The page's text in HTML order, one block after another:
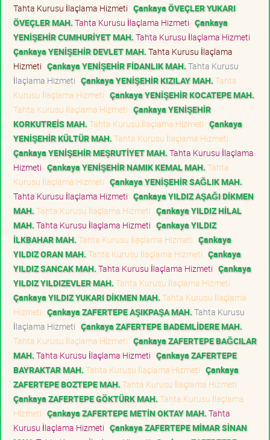
Tahta Kurusu İlaçlama Hizmeti Çankaya ÖVEÇLER YUKARI
ÖVEÇLER MAH. Tahta Kurusu İlaçlama Hizmeti Çankaya
YENİŞEHİR CUMHURİYET MAH. Tahta Kurusu İlaçlama Hizmeti
Çankaya YENİŞEHİR DEVLET MAH. Tahta Kurusu İlaçlama
Hizmeti Çankaya YENİŞEHİR FİDANLIK MAH. Tahta Kurusu
İlaçlama Hizmeti Çankaya YENİŞEHİR KIZILAY MAH. Tahta
Kurusu İlaçlama Hizmeti Çankaya YENİŞEHİR KOCATEPE MAH.
Tahta Kurusu İlaçlama Hizmeti Çankaya YENİŞEHİR
KORKUTREİS MAH. Tahta Kurusu İlaçlama Hizmeti Çankaya
YENİŞEHİR KÜLTÜR MAH. Tahta Kurusu İlaçlama Hizmeti
Çankaya YENİŞEHİR MEŞRUTİYET MAH. Tahta Kurusu İlaçlama
Hizmeti Çankaya YENİŞEHİR NAMIK KEMAL MAH. Tahta
Kurusu İlaçlama Hizmeti Çankaya YENİŞEHİR SAĞLIK MAH.
Tahta Kurusu İlaçlama Hizmeti Çankaya YILDIZ AŞAĞI DİKMEN
MAH. Tahta Kurusu İlaçlama Hizmeti Çankaya YILDIZ HİLAL
MAH. Tahta Kurusu İlaçlama Hizmeti Çankaya YILDIZ
İLKBAHAR MAH. Tahta Kurusu İlaçlama Hizmeti Çankaya
YILDIZ ORAN MAH. Tahta Kurusu İlaçlama Hizmeti Çankaya
YILDIZ SANCAK MAH. Tahta Kurusu İlaçlama Hizmeti Çankaya
YILDIZ YILDIZEVLER MAH. Tahta Kurusu İlaçlama Hizmeti
Çankaya YILDIZ YUKARI DİKMEN MAH. Tahta Kurusu İlaçlama
Hizmeti Çankaya ZAFERTEPE AŞIKPAŞA MAH. Tahta Kurusu
İlaçlama Hizmeti Çankaya ZAFERTEPE BADEMLİDERE MAH.
Tahta Kurusu İlaçlama Hizmeti Çankaya ZAFERTEPE BAĞCILAR
MAH. Tahta Kurusu İlaçlama Hizmeti Çankaya ZAFERTEPE
BAYRAKTAR MAH. Tahta Kurusu İlaçlama Hizmeti Çankaya
ZAFERTEPE BOZTEPE MAH. Tahta Kurusu İlaçlama Hizmeti
Çankaya ZAFERTEPE GÖKTÜRK MAH. Tahta Kurusu İlaçlama
Hizmeti Çankaya ZAFERTEPE METİN OKTAY MAH. Tahta
Kurusu İlaçlama Hizmeti Çankaya ZAFERTEPE MİMAR SİNAN